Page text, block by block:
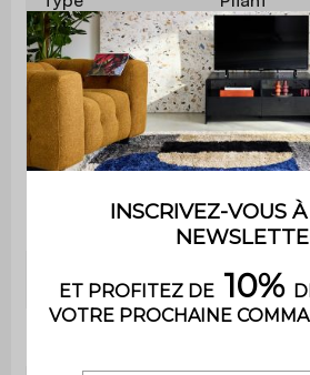
Forme
Nombre de
places
16
4
Assises incluses Non